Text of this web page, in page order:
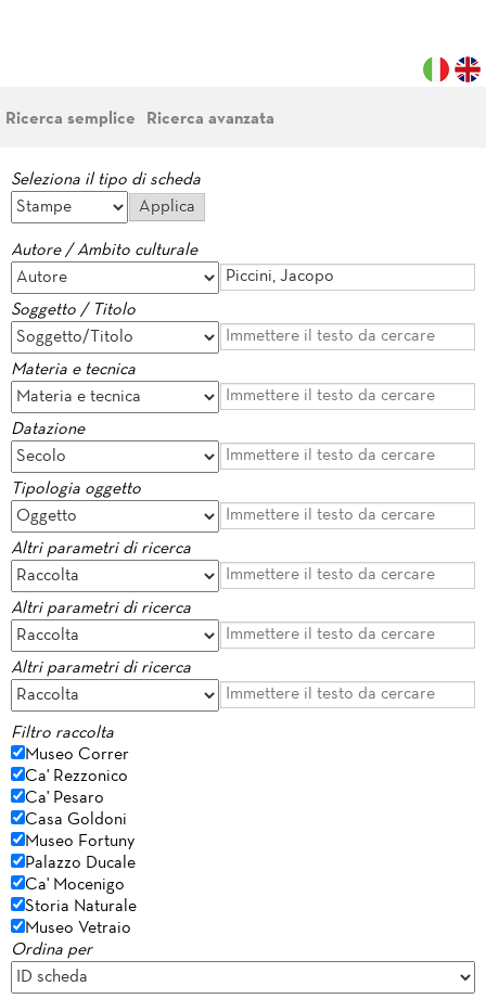
Ricerca semplice Ricerca avanzata
Seleziona il tipo di scheda
Autore / Ambito culturale
Soggetto / Titolo
Materia e tecnica
Datazione
Tipologia oggetto
Altri parametri di ricerca
Altri parametri di ricerca
Altri parametri di ricerca
Filtro raccolta
Museo Correr
Ca' Rezzonico
Ca' Pesaro
Casa Goldoni
Museo Fortuny
Palazzo Ducale
Ca' Mocenigo
Storia Naturale
Museo Vetraio
Ordina per